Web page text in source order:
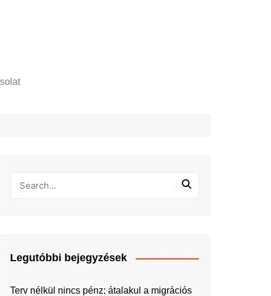
Legutóbbi bejegyzések
Terv nélkül nincs pénz: átalakul a migrációs